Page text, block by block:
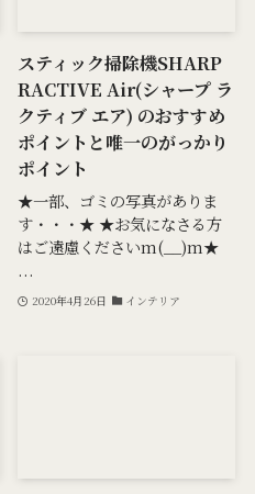
スティック掃除機SHARP
RACTIVE Air(シャープ ラ
クティブ エア) のおすすめ
ポイントと唯一のがっかり
ポイント
★一部、ゴミの写真がありま
す・・・★ ★お気になさる方
はご遠慮くださいm(__)m★
...
2020年4月26日 インテリア